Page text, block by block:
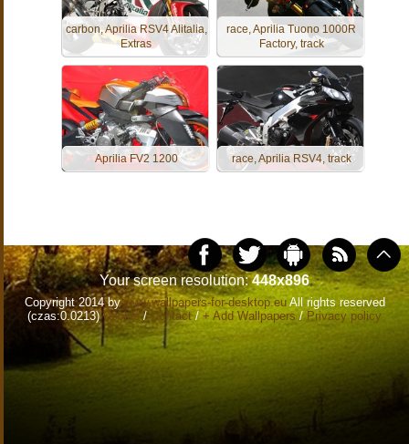
carbon, Aprilia RSV4 Alitalia,
Extras
race, Aprilia Tuono 1000R
Factory, track
Aprilia FV2 1200 race, Aprilia RSV4, track
Your screen resolution:448x896
Copyright 2014 bywww.wallpapers-for-desktop.euAll rights reserved
(czas:0.0213)Cookie/Contact/ + Add Wallpapers/Privacy policy